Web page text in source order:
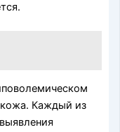
Каж­дый из